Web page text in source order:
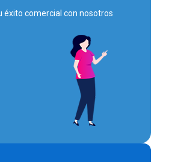
éxito comercial con nosotros